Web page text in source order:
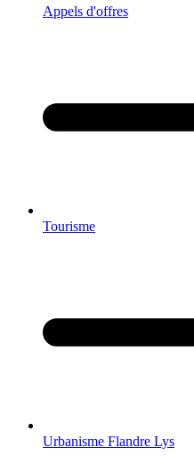
Appels d'offres
Tourisme
Urbanisme Flandre Lys